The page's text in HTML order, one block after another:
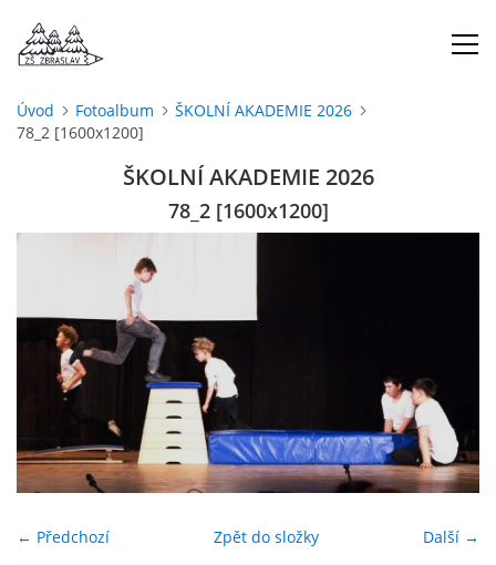
ÚVOD
DOKUMENTY
ŠKOLSKÁ RADA
PROJEKTY
ENVIRONMENTÁLNÍ VÝCHOVA
Úvod Fotoalbum
ŠKOLNÍ AKADEMIE 2026
78_2 [1600x1200]
ŠKOLNÍ AKADEMIE 2026
78_2 [1600x1200]
← Předchozí Další →
Zpět do složky